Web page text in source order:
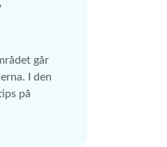
går
I den
på